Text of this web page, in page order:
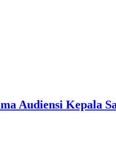
Audiensi Kepala